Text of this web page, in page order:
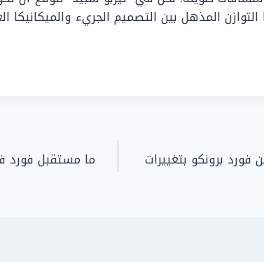
المذهل بين التصميم الجريء والميكانيكا
برونكو بتغييرات
ما مستقبل فورد